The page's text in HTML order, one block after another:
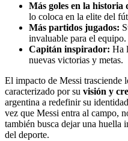
Más goles en la historia
lo coloca en la elite del
Más partidos jugados:
invaluable para el equipo.
Capitán inspirador: Ha
nuevas victorias y metas.
El impacto de Messi trasciende
caracterizado por su visión y
argentina a redefinir su
vez que Messi entra al campo,
también busca dejar una huella
del deporte.